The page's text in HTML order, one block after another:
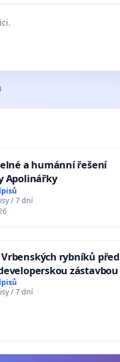
a humánní řešení
Apolinářky
/ 7 dní
rybníků před
zástavbou
/ 7 dní